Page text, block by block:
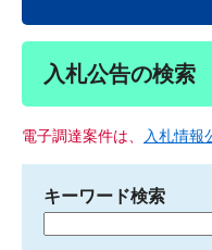
入札公告の検索
電子調達案件は、 入札情報
キーワード検索